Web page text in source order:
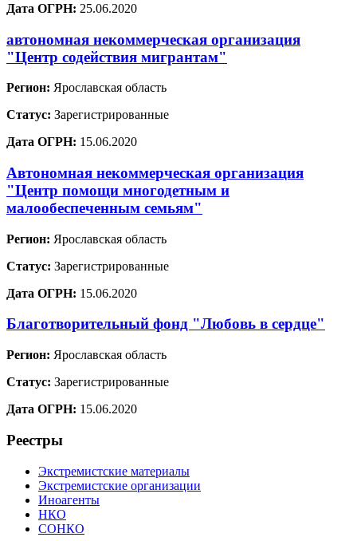
Дата ОГРН: 25.06.2020
автономная некоммерческая организация
"Центр содействия мигрантам"
Регион: Ярославская область
Статус: Зарегистрированные
Дата ОГРН: 15.06.2020
Автономная некоммерческая организация
"Центр помощи многодетным и
малообеспеченным семьям"
Регион: Ярославская область
Статус: Зарегистрированные
Дата ОГРН: 15.06.2020
Благотворительный фонд "Любовь в сердце"
Регион: Ярославская область
Статус: Зарегистрированные
Дата ОГРН: 15.06.2020
Реестры
Экстремистские материалы
Экстремистские организации
Иноагенты
НКО
СОНКО